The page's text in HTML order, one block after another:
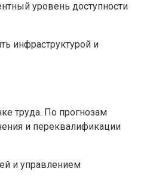
уровень доступности
инфраструктурой и
труда. По прогнозам
и переквалификации
и управлением